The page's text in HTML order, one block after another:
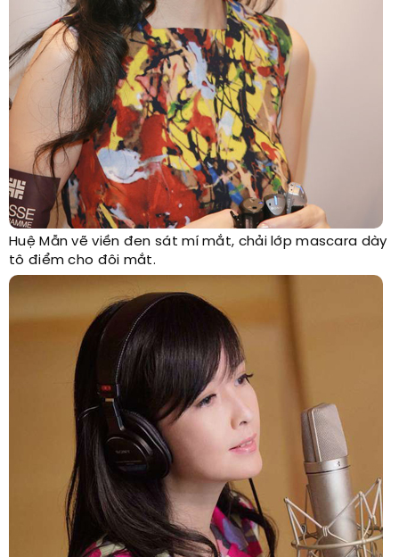
Huệ Mẫn vẽ viền đen sát mí mắt, chải lớp mascara dày
tô điểm cho đôi mắt.